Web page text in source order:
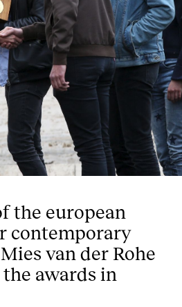
the european
contemporary
van der Rohe
awards in